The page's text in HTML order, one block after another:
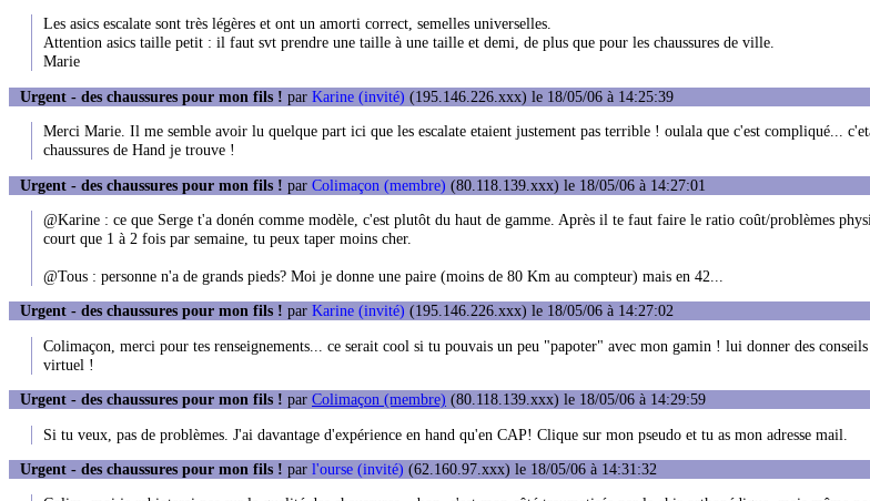
Les asics escalate sont très légères et ont un amorti correct, semelles universelles.
Attention asics taille petit : il faut svt prendre une taille à une taille et demi, de plus que pour les chaussures de ville.
Marie
Urgent - des chaussures pour mon fils ! par Karine (invité) (195.146.226.xxx) le 18/05/06 à 14:25:39
Merci Marie. Il me semble avoir lu quelque part ici que les escalate etaient justement pas terrible ! oulala que c'est compliqué...
chaussures de Hand je trouve !
Urgent - des chaussures pour mon fils ! par Colimaçon (membre) (80.118.139.xxx) le 18/05/06 à 14:27:01
@Karine : ce que Serge t'a donén comme modèle, c'est plutôt du haut de gamme. Après il te faut faire le ratio coût/problèmes
court que 1 à 2 fois par semaine, tu peux taper moins cher.
@Tous : personne n'a de grands pieds? Moi je donne une paire (moins de 80 Km au compteur) mais en 42...
Urgent - des chaussures pour mon fils ! par Karine (invité) (195.146.226.xxx) le 18/05/06 à 14:27:02
Colimaçon, merci pour tes renseignements... ce serait cool si tu pouvais un peu "papoter" avec mon gamin ! lui donner des
virtuel !
Urgent - des chaussures pour mon fils ! par Colimaçon (membre) (80.118.139.xxx) le 18/05/06 à 14:29:59
Si tu veux, pas de problèmes. J'ai davantage d'expérience en hand qu'en CAP! Clique sur mon pseudo et tu as mon adresse mail.
Urgent - des chaussures pour mon fils ! par l'ourse (invité) (62.160.97.xxx) le 18/05/06 à 14:31:32